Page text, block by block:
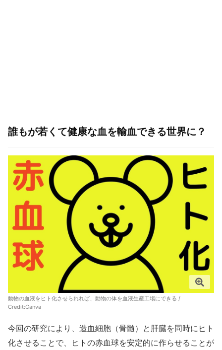
誰もが若くて健康な血を輸血できる世界に？
動物の血液をヒト化させられれば、動物の体を血液生産工場にできる /
Credit:Canva
今回の研究により、造血細胞（骨髄）と肝臓を同時にヒト
化させることで、ヒトの赤血球を安定的に作らせることが